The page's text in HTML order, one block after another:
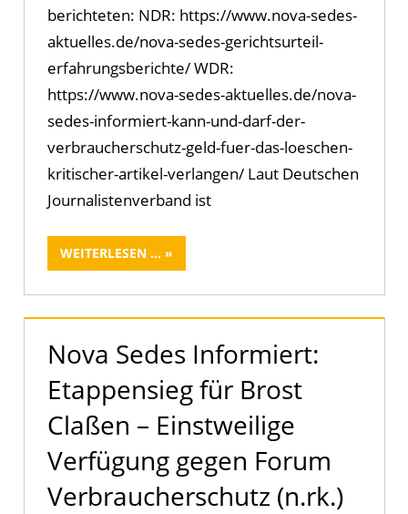
berichteten: NDR: https://www.nova-sedes-
aktuelles.de/nova-sedes-gerichtsurteil-
erfahrungsberichte/ WDR:
https://www.nova-sedes-aktuelles.de/nova-
sedes-informiert-kann-und-darf-der-
verbraucherschutz-geld-fuer-das-loeschen-
kritischer-artikel-verlangen/ Laut Deutschen
Journalistenverband ist
WEITERLESEN ...
Nova Sedes Informiert:
Etappensieg für Brost
Claßen – Einstweilige
Verfügung gegen Forum
Verbraucherschutz (n.rk.)